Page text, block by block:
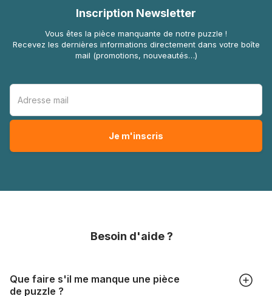
Inscription Newsletter
Vous êtes la pièce manquante de notre puzzle !
Recevez les dernières informations directement dans votre boîte
mail (promotions, nouveautés…)
Besoin d'aide ?
Que faire s'il me manque une pièce
de puzzle ?